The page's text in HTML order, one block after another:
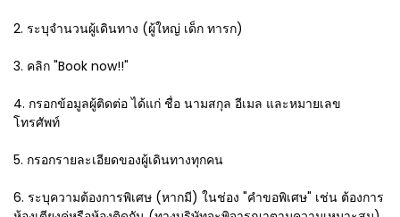
2. ระบุจำนวนผู้เดินทาง (ผู้ใหญ่ เด็ก ทารก)
3. คลิก "Book now!!"
4. กรอกข้อมูลผู้ติดต่อ ได้แก่ ชื่อ นามสกุล อีเมล และหมายเลข
โทรศัพท์
5. กรอกรายละเอียดของผู้เดินทางทุกคน
6. ระบุความต้องการพิเศษ (หากมี) ในช่อง "คำขอพิเศษ" เช่น ต้องการ